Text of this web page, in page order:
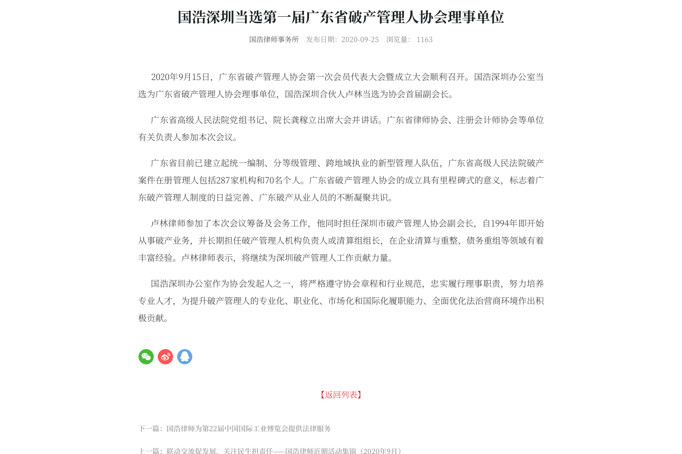
国浩深圳当选第一届广东省破产管理人协会理事单位
国浩律师事务所 发布日期：2020-09-25 浏览量： 1163
2020年9月15日，广东省破产管理人协会第一次会员代表大会暨成立大会顺利召开。国浩深圳办公室当
选为广东省破产管理人协会理事单位，国浩深圳合伙人卢林当选为协会首届副会长。
广东省高级人民法院党组书记、院长龚稼立出席大会并讲话。广东省律师协会、注册会计师协会等单位
有关负责人参加本次会议。
广东省目前已建立起统一编制、分等级管理、跨地域执业的新型管理人队伍，广东省高级人民法院破产
案件在册管理人包括287家机构和70名个人。广东省破产管理人协会的成立具有里程碑式的意义，标志着广
东破产管理人制度的日益完善、广东破产从业人员的不断凝聚共识。
卢林律师参加了本次会议筹备及会务工作，他同时担任深圳市破产管理人协会副会长，自1994年即开始
从事破产业务，并长期担任破产管理人机构负责人或清算组组长，在企业清算与重整、债务重组等领域有着
丰富经验。卢林律师表示，将继续为深圳破产管理人工作贡献力量。
国浩深圳办公室作为协会发起人之一，将严格遵守协会章程和行业规范，忠实履行理事职责，努力培养
专业人才，为提升破产管理人的专业化、职业化、市场化和国际化履职能力、全面优化法治营商环境作出积
极贡献。
【返回列表】
下一篇：国浩律师为第22届中国国际工业博览会提供法律服务
上一篇：联动交流促发展，关注民生担责任——国浩律师近期活动集锦（2020年9月）